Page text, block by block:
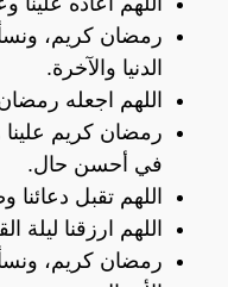
رمضان كريم،
الدنيا والآخرة.
اللهم اجعله
رمضان كريم علينا
في أحسن حال.
اللهم تقبل دعائنا
اللهم ارزقنا ليلة
رمضان كريم،